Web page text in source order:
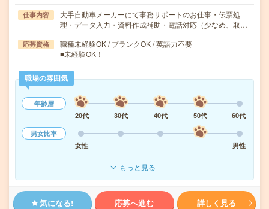
仕事内容
大手自動車メーカーにて事務サポートのお仕事・伝票処
理・データ入力・資料作成補助・電話対応（少なめ、取…
応募資格
職種未経験OK / ブランクOK / 英語力不要
■未経験OK！
職場の雰囲気
年齢層
20代
30代 40代 50代
60代
男女比率
女性
男性
もっと見る
気になる! 応募へ進む 詳しく見る